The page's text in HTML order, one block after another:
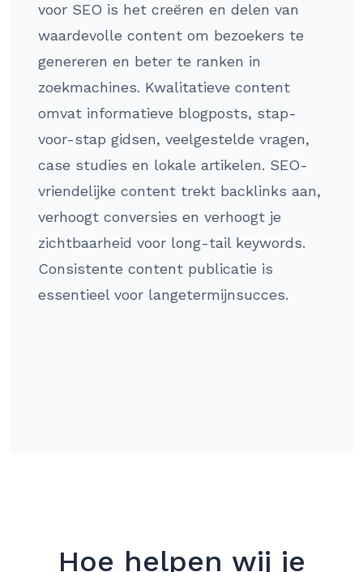
voor SEO is het creëren en delen van
waardevolle content om bezoekers te
genereren en beter te ranken in
zoekmachines. Kwalitatieve content
omvat informatieve blogposts, stap-
voor-stap gidsen, veelgestelde vragen,
case studies en lokale artikelen. SEO-
vriendelijke content trekt backlinks aan,
verhoogt conversies en verhoogt je
zichtbaarheid voor long-tail keywords.
Consistente content publicatie is
essentieel voor langetermijnsucces.
Hoe helpen wij je